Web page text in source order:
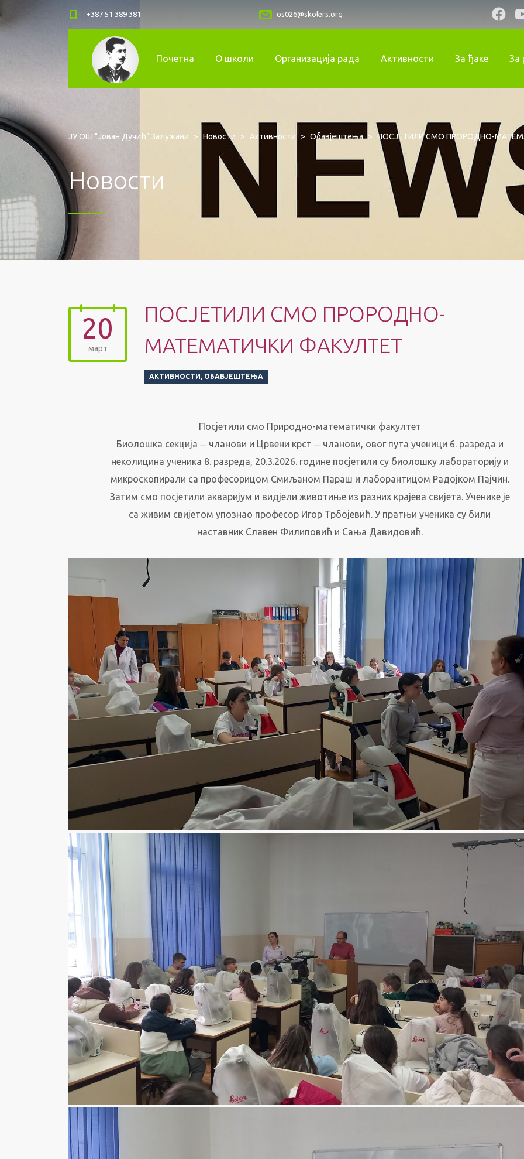
+387 51 389 381 os026@skolers.org
Почетна О школи Организација рада Активности За ђаке За
ЈУ ОШ "Јован Дучић" Залужани > Новости > Активности > Обавјештења > ПОСЈЕТИЛИ СМО ПРОРОДНО-
Новости
20
март
ПОСЈЕТИЛИ СМО ПРОРОДНО-
МАТЕМАТИЧКИ ФАКУЛТЕТ
АКТИВНОСТИ, ОБАВЈЕШТЕЊА
Посјетили смо Природно-математички факултет
Биолошка секција ─ чланови и Црвени крст ─ чланови, овог пута ученици 6. разреда и
неколицина ученика 8. разреда, 20.3.2026. године посјетили су биолошку лабораторију и
микроскопирали са професорицом Смиљаном Параш и лаборантицом Радојком Пајчин.
Затим смо посјетили акваријум и видјели животиње из разних крајева свијета. Ученике је
са живим свијетом упознао професор Игор Трбојевић. У пратњи ученика су били
наставник Славен Филиповић и Сања Давидовић.